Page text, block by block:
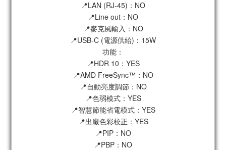
📍LAN (RJ-45)：NO
📍Line out：NO
📍麥克風輸入：NO
📍USB-C (電源供給)：15W
功能：
📍HDR 10：YES
📍AMD FreeSync™：NO
📍自動亮度調節：NO
📍色弱模式：YES
📍智慧節能省電模式：YES
📍出廠色彩校正：YES
📍PIP：NO
📍PBP：NO